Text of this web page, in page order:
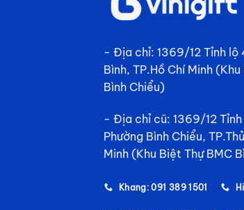
- Địa chỉ: 1369/12 Tỉnh lộ
Bình, TP.Hồ Chí Minh
Bình Chiểu)
- Địa chỉ cũ: 1369/12 Tỉnh
Phường Bình Chiểu,
Minh (Khu Biệt Thự BMC
Khang: 091 389 1501